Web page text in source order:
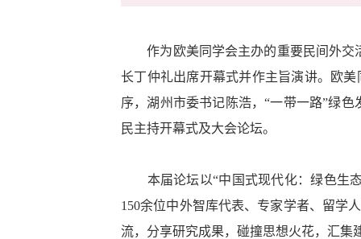
作为欧美同学会主办的重要民间外交活
长丁仲礼出席开幕式并作主旨演讲。欧
序，湖州市委书记陈浩，“一带一路”绿
民主持开幕式及大会论坛。
本届论坛以“中国式现代化：绿色生态
150余位中外智库代表、专家学者、留学
流，分享研究成果，碰撞思想火花，汇集